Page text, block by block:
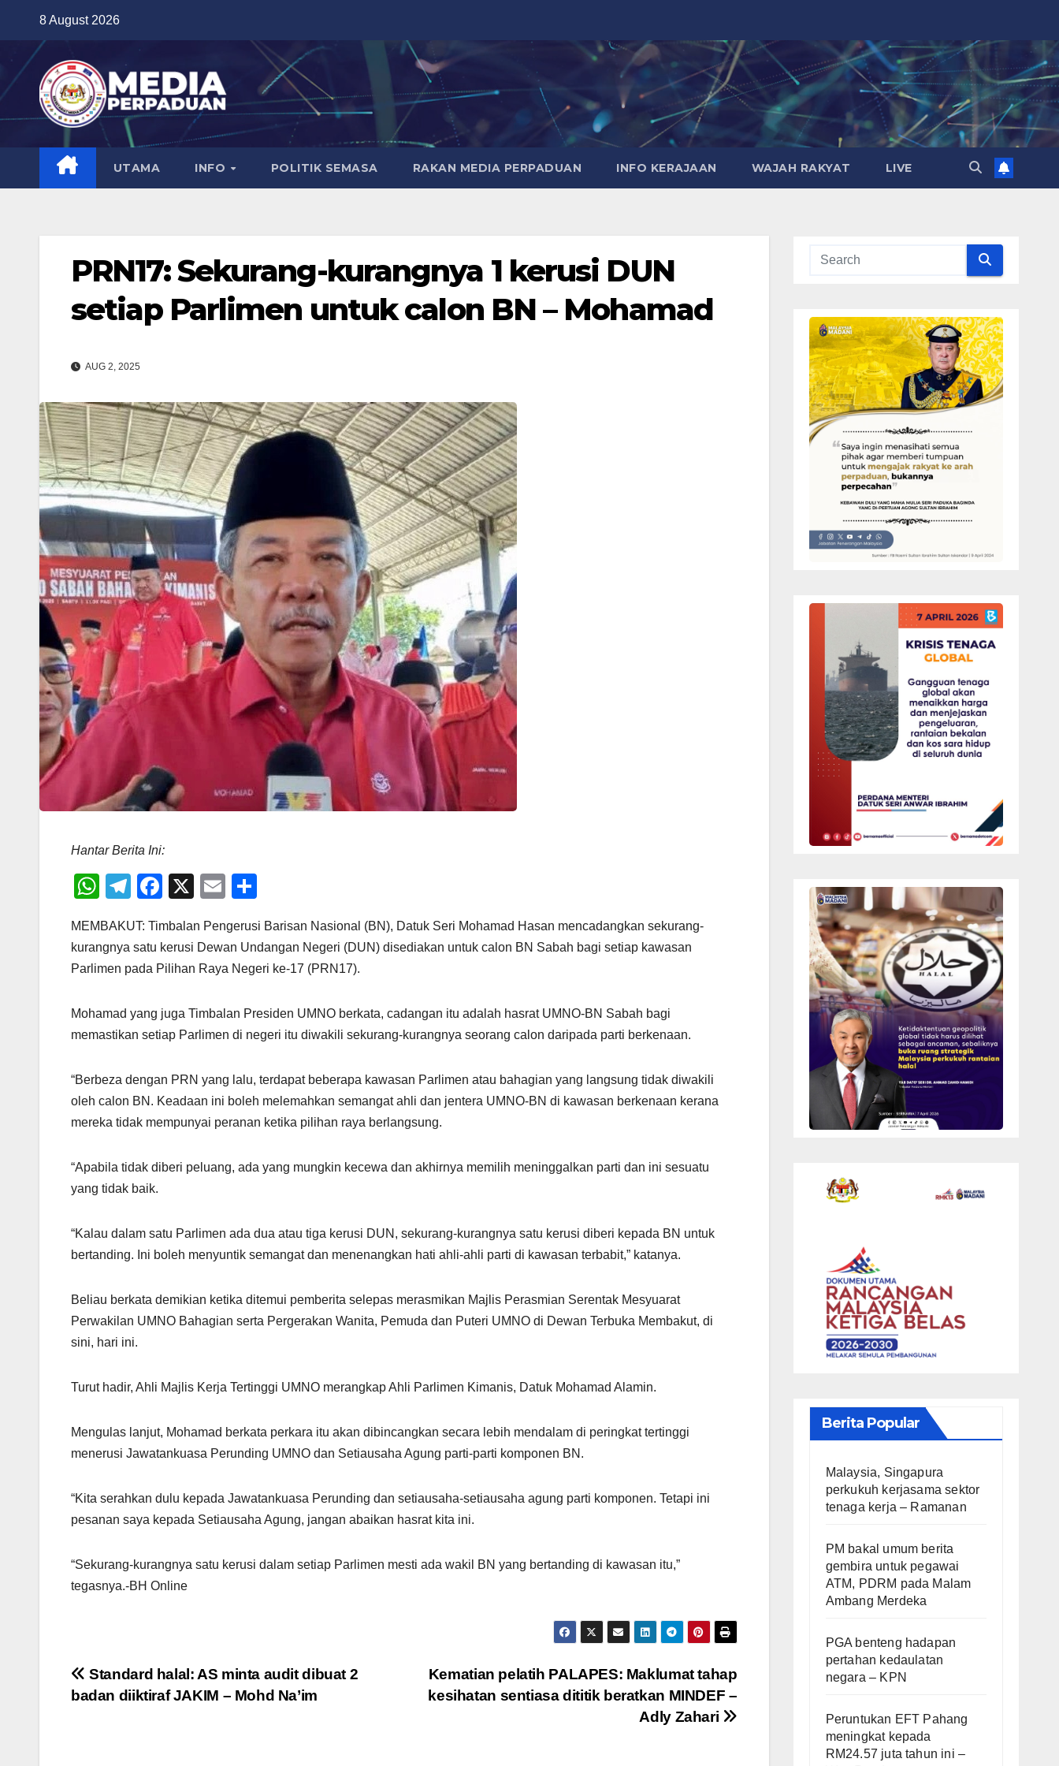
content
8 August 2026
UTAMA INFO POLITIK SEMASA RAKAN MEDIA PERPADUAN INFO KERAJAAN WAJAH RAKYAT LIVE
PRN17: Sekurang-kurangnya 1 kerusi DUN
setiap Parlimen untuk calon BN – Mohamad
AUG 2, 2025
Hantar Berita Ini:
W
at
s
p
p
T
e
gr
m
F
c
e
o
o
X
E
ail ar
e
MEMBAKUT: Timbalan Pengerusi Barisan Nasional (BN), Datuk Seri Mohamad Hasan mencadangkan sekurang-
kurangnya satu kerusi Dewan Undangan Negeri (DUN) disediakan untuk calon BN Sabah bagi setiap kawasan
Parlimen pada Pilihan Raya Negeri ke-17 (PRN17).
Mohamad yang juga Timbalan Presiden UMNO berkata, cadangan itu adalah hasrat UMNO-BN Sabah bagi
memastikan setiap Parlimen di negeri itu diwakili sekurang-kurangnya seorang calon daripada parti berkenaan.
“Berbeza dengan PRN yang lalu, terdapat beberapa kawasan Parlimen atau bahagian yang langsung tidak diwakili
oleh calon BN. Keadaan ini boleh melemahkan semangat ahli dan jentera UMNO-BN di kawasan berkenaan kerana
mereka tidak mempunyai peranan ketika pilihan raya berlangsung.
“Apabila tidak diberi peluang, ada yang mungkin kecewa dan akhirnya memilih meninggalkan parti dan ini sesuatu
yang tidak baik.
“Kalau dalam satu Parlimen ada dua atau tiga kerusi DUN, sekurang-kurangnya satu kerusi diberi kepada BN untuk
bertanding. Ini boleh menyuntik semangat dan menenangkan hati ahli-ahli parti di kawasan terbabit,” katanya.
Beliau berkata demikian ketika ditemui pemberita selepas merasmikan Majlis Perasmian Serentak Mesyuarat
Perwakilan UMNO Bahagian serta Pergerakan Wanita, Pemuda dan Puteri UMNO di Dewan Terbuka Membakut, di
sini, hari ini.
Turut hadir, Ahli Majlis Kerja Tertinggi UMNO merangkap Ahli Parlimen Kimanis, Datuk Mohamad Alamin.
Mengulas lanjut, Mohamad berkata perkara itu akan dibincangkan secara lebih mendalam di peringkat tertinggi
menerusi Jawatankuasa Perunding UMNO dan Setiausaha Agung parti-parti komponen BN.
“Kita serahkan dulu kepada Jawatankuasa Perunding dan setiausaha-setiausaha agung parti komponen. Tetapi ini
pesanan saya kepada Setiausaha Agung, jangan abaikan hasrat kita ini.
“Sekurang-kurangnya satu kerusi dalam setiap Parlimen mesti ada wakil BN yang bertanding di kawasan itu,”
tegasnya.-BH Online
Post
Kematian pelatih PALAPES: Maklumat tahap
kesihatan sentiasa dititik beratkan MINDEF –
Adly Zahari
Standard halal: AS minta audit dibuat 2
badan diiktiraf JAKIM – Mohd Na’im
Berita Popular
Malaysia, Singapura
perkukuh kerjasama sektor
tenaga kerja – Ramanan
PM bakal umum berita
gembira untuk pegawai
ATM, PDRM pada Malam
Ambang Merdeka
PGA benteng hadapan
pertahan kedaulatan
negara – KPN
Peruntukan EFT Pahang
meningkat kepada
RM24.57 juta tahun ini –